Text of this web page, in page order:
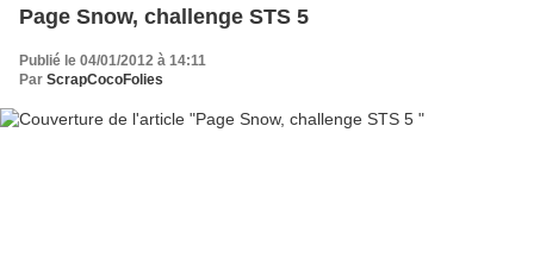
Page Snow, challenge STS 5
Publié le 04/01/2012 à 14:11
Par ScrapCocoFolies